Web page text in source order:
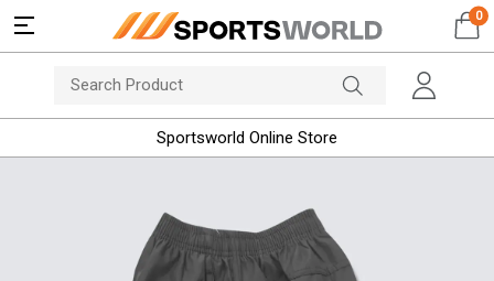
0
Sportsworld Online Store